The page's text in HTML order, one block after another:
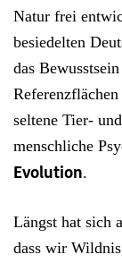
Natur frei
besiedelten
das
seltene Tier-
menschliche
Evolution.
Längst hat sich
dass wir